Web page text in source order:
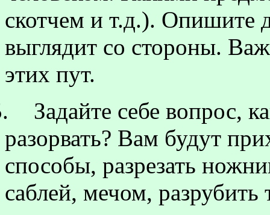
скотчем и т.д.). Опишите
выглядит со стороны.
этих пут.
Задайте себе вопрос,
разорвать? Вам будут
способы, разрезать
саблей, мечом, разрубить